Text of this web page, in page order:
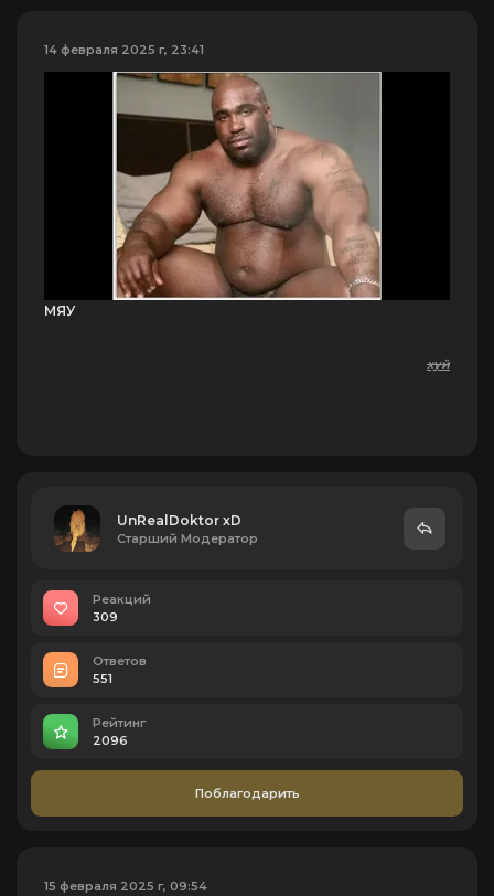
14 февраля 2025 г, 23:41
МЯУ
хуй
UnRealDoktor xD
Старший Модератор
Реакций
309
Ответов
551
Рейтинг
2096
Поблагодарить
15 февраля 2025 г, 09:54